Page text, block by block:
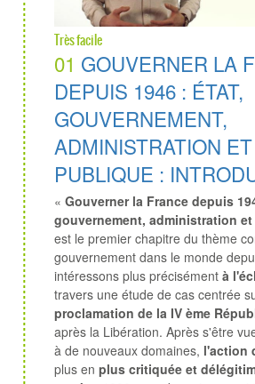
Très facile
01 GOUVERNER LA
DEPUIS 1946 : ÉTAT,
GOUVERNEMENT,
ADMINISTRATION
PUBLIQUE :
«Gouverner la France depuis
gouvernement, administration
est le premier chapitre du thème
gouvernement dans le monde
intéressons plus précisémentà
travers une étude de cas centrée
proclamation de la IV ème
après la Libération. Après s'être
à de nouveaux domaines, l'action
plus enplus critiquée et